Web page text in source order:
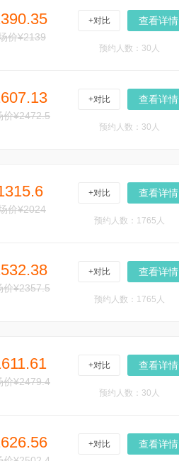
价¥2139
+对比 查看详情
预约人数：30人
价¥2472.5
+对比 查看详情
预约人数：30人
价¥2024
+对比 查看详情
预约人数：1765人
价¥2357.5
+对比 查看详情
预约人数：1765人
价¥2479.4
+对比 查看详情
预约人数：30人
+对比 查看详情